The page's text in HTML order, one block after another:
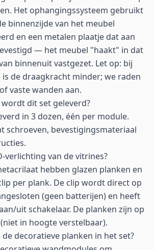
Het ophangingssysteem gebruikt
binnenzijde van het meubel
en een metalen plaatje dat aan
— het meubel "haakt" in dat
binnenuit vastgezet. Let op: bij
de draagkracht minder; we raden
vaste wanden aan.
dit set geleverd?
in 3 dozen, één per module.
schroeven, bevestigingsmateriaal
verlichting van de vitrines?
hebben glazen planken en
per plank. De clip wordt direct op
(geen batterijen) en heeft
uit schakelaar. De planken zijn op
in hoogte verstelbaar).
decoratieve planken in het set?